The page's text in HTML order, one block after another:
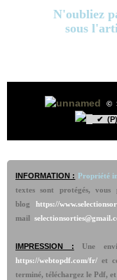
N'oubliez
sous
©
✔ (P)
INFORMATION : Propriété
textes sont protégés,
blog
https://
mail
IMPRESSION :
Une
https://webtopdf.com/fr/ et
terminé, téléchargez le Pdf,